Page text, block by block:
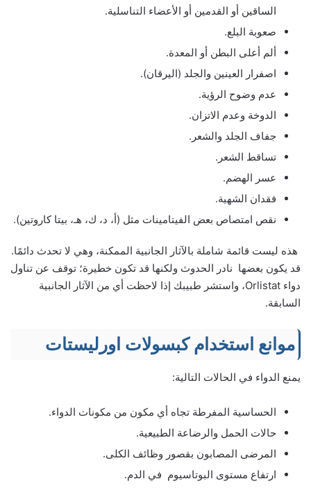
الساقين أو القدمين أو الأعضاء التناسلية.
صعوبة البلع.
ألم أعلى البطن أو المعدة.
اصفرار العينين والجلد (اليرقان).
عدم وضوح الرؤية.
الدوخة وعدم الاتزان.
جفاف الجلد والشعر.
تساقط الشعر.
عسر الهضم.
فقدان الشهية.
نقص امتصاص بعض الفيتامينات مثل (أ، د، ك، هـ، بيتا كاروتين).
هذه‌ ‌ليست‌ ‌قائمة‌ ‌شاملة‌ ‌بالآثار‌ ‌الجانبية‌ ‌الممكنة،‌ ‌وهي‌ ‌لا‌ ‌تحدث‌ ‌دائمًا.‌
‌قد‌ ‌يكون‌ ‌بعضها‌ ‌نادر‌ ‌الحدوث‌ ‌ولكنها‌ قد‌ ‌تكون‌ ‌خطيرة؛‌ ‌توقف‌ ‌عن‌ ‌تناول‌
‌دواء‌ Orlistat، ‌واستشر‌ ‌طبيبك‌ ‌إذا‌ ‌لاحظت‌ ‌أي‌ ‌من‌ ‌الآثار‌ الجانبية‌
‌السابقة.‌ ‌
موانع استخدام كبسولات اورليستات
يمنع الدواء في الحالات التالية:
الحساسية المفرطة تجاه أي مكون من مكونات الدواء.
حالات الحمل والرضاعة الطبيعية.
المرضى المصابون بقصور وظائف الكلى.
ارتفاع مستوى البوتاسيوم في الدم.